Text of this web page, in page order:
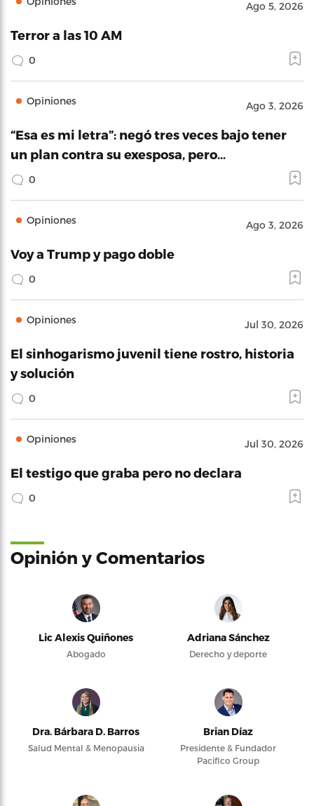
Ago 5, 2026
Terror a las 10 AM
0
Opiniones Ago 3, 2026
“Esa es mi letra”: negó tres veces bajo tener
un plan contra su exesposa, pero…
0
Opiniones Ago 3, 2026
Voy a Trump y pago doble
0
Opiniones Jul 30, 2026
El sinhogarismo juvenil tiene rostro, historia
y solución
0
Opiniones Jul 30, 2026
El testigo que graba pero no declara
0
Opinión y Comentarios
Lic Alexis Quiñones
Abogado
Adriana Sánchez
Derecho y deporte
Dra. Bárbara D. Barros
Salud Mental & Menopausia
Brian Díaz
Presidente & Fundador
Pacifico Group